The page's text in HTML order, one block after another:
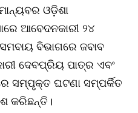
ଓଡ଼ିଶା
ଆବେଦନକାରୀ ୨୪
ବିଭାଗରେ ଜବାବ
ଦେବପ୍ରିୟ ପାତ୍ର ଏବଂ
ସମ୍ପୃକ୍ତ ଘଟଣା ସମ୍ପର୍କିତ
କରିଛନ୍ତି।